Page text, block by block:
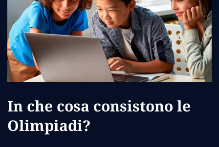
In che cosa consistono le
Olimpiadi?